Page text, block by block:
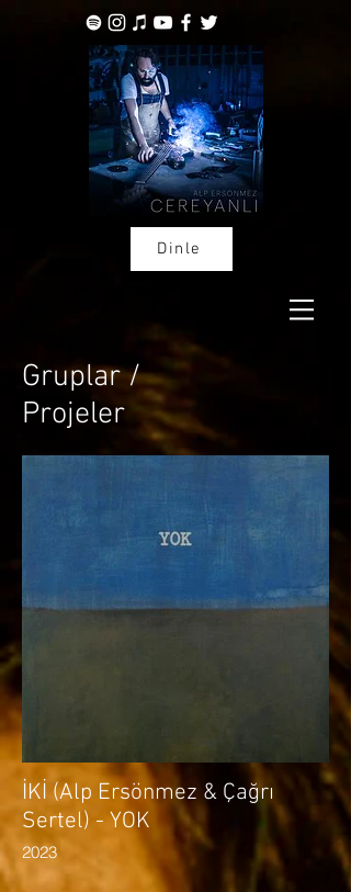
Dinle
Gruplar /
Projeler
İKİ (Alp Ersönmez & Çağrı
Sertel) - YOK
2023